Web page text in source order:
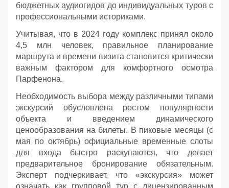
бюджетных аудиогидов до индивидуальных туров с
профессиональными историками.
Учитывая, что в 2024 году комплекс принял около
4,5 млн человек, правильное планирование
маршрута и времени визита становится критически
важным фактором для комфортного осмотра
Парфенона.
Необходимость выбора между различными типами
экскурсий обусловлена ростом популярности
объекта и введением динамического
ценообразования на билеты. В пиковые месяцы (с
мая по октябрь) официальные временные слоты
для входа быстро раскупаются, что делает
предварительное бронирование обязательным.
Эксперт подчеркивает, что «экскурсия» может
означать как групповой тур с лицензированным